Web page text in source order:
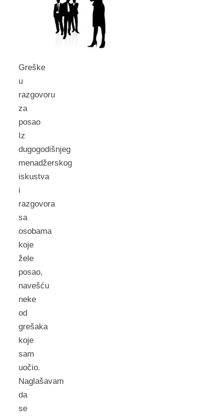
Greške
u
razgovoru
za
posao
Iz
dugogodišnjeg
menadžerskog
iskustva
i
razgovora
sa
osobama
koje
žele
posao,
navešću
neke
od
grešaka
koje
sam
uočio.
Naglašavam
da
se